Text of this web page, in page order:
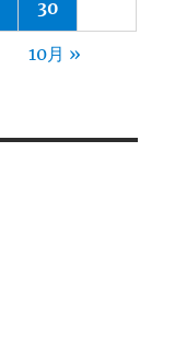
30
10月 »